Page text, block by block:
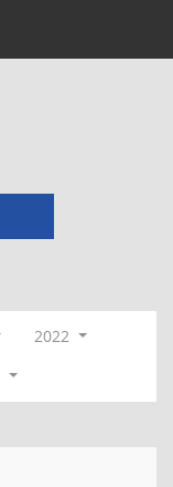
2022